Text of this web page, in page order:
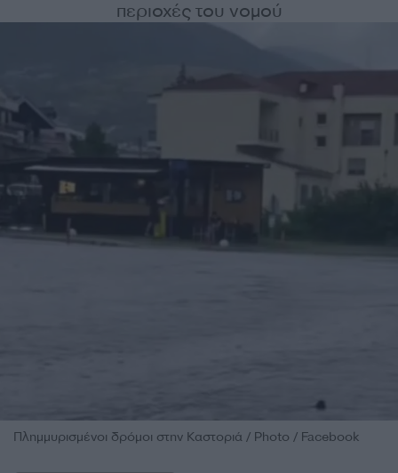
περιοχές του νομού
Πλημμυρισμένοι δρόμοι στην Καστοριά / Photo / Facebook